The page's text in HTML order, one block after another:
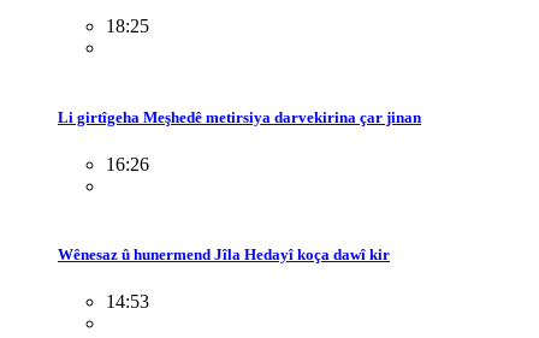
18:25
Li girtîgeha Meşhedê metirsiya darvekirina çar jinan
16:26
Wênesaz û hunermend Jîla Hedayî koça dawî kir
14:53